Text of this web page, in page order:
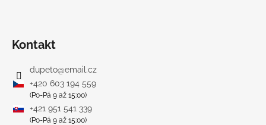
Kontakt
dupeto@email.cz
+420 603 194 559
(Po-Pá 9 až 15:00)
+421 951 541 339
(Po-Pá 9 až 15:00)